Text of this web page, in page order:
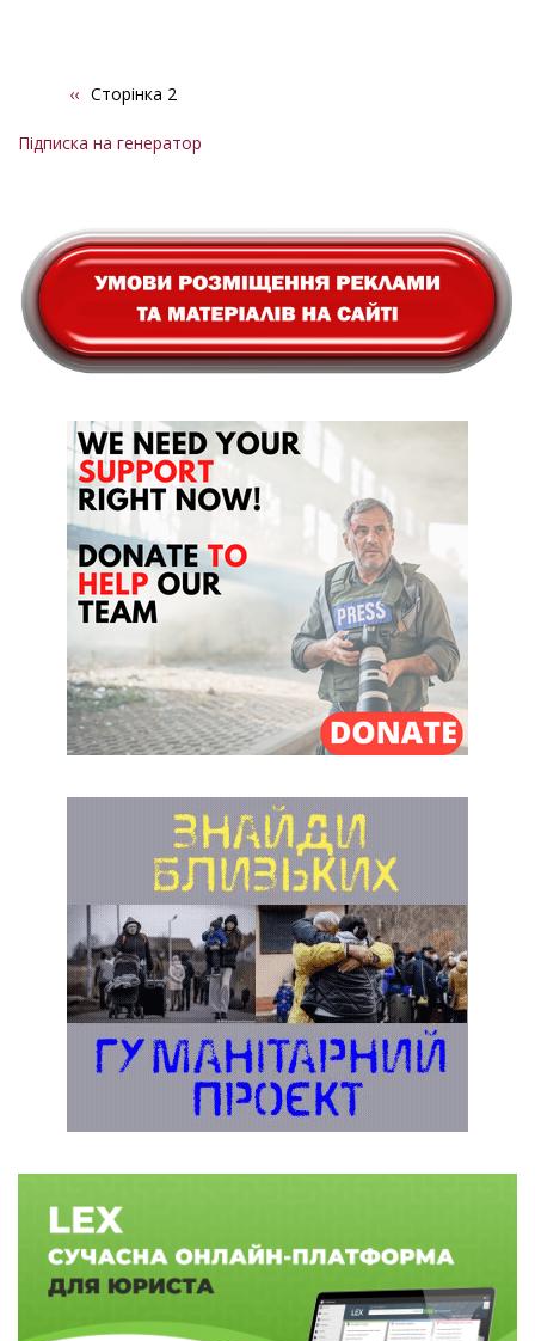
Розбивка
сторінки
Попередня
‹‹ Сторінка 2
Підписка на генератор